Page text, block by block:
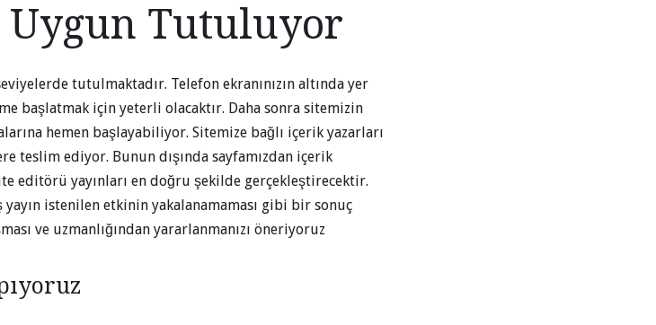
Tutuluyor
tutulmaktadır. Telefon ekranınızın altında yer
başlatmak için yeterli olacaktır. Daha sonra sitemizin
hemen başlayabiliyor. Sitemize bağlı içerik yazarları
teslim ediyor. Bunun dışında sayfamızdan içerik
editörü yayınları en doğru şekilde gerçekleştirecektir.
yayın istenilen etkinin yakalanamaması gibi bir sonuç
ve uzmanlığından yararlanmanızı öneriyoruz